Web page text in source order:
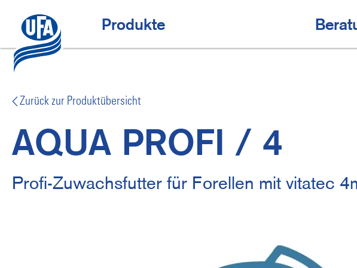
Inhalt
H
a
t
a
v
i
Produkte
Top-Angebote
Zurück zur Produktübersicht
AQUA PROFI / 4
Profi-Zuwachsfutter für Forellen mit vitatec